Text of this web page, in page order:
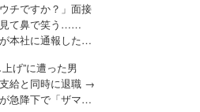
チですか？」面接
見て鼻で笑う……
本社に通報した結
げ”に遭った男
給と同時に退職 →
急降下で「ザマア